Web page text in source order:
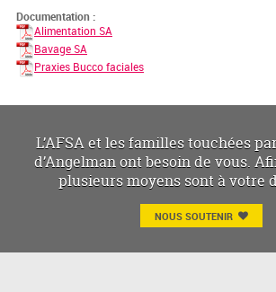
Documentation :
Alimentation SA
Bavage SA
Praxies Bucco faciales
L’AFSA et les familles touchées
d’Angelman ont besoin de vous.
plusieurs moyens sont à votre
NOUS SOUTENIR